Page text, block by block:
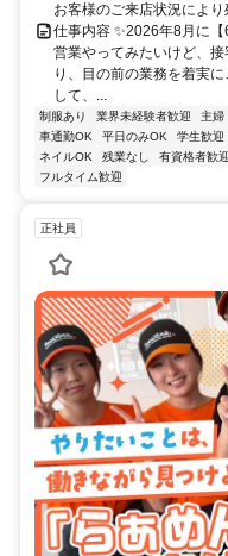
お客様のご来店状況によ
仕事内容 ✨2026年8月に
営業やってみたいけど、
り、目の前の業務を着実
して、...
制服あり 業界未経験者歓迎 主婦
車通勤OK
平日のみOK 学生歓迎
ネイルOK
残業なし 有資格者歓迎
フルタイム歓迎
正社員